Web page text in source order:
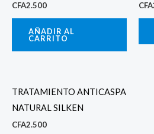
CFA2.500
AÑADIR AL
CARRITO
CFA
TRATAMIENTO ANTICASPA
NATURAL SILKEN
CFA2.500